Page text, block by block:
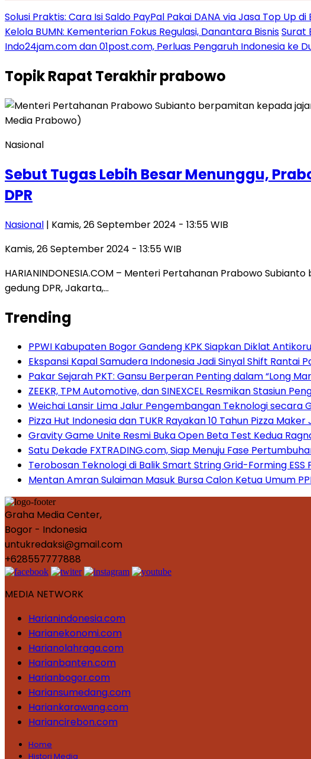
Solusi Praktis: Cara Isi Saldo PayPal Pakai DANA via Jasa Top Up di
Kelola BUMN: Kementerian Fokus Regulasi, Danantara BisnisSurat
Indo24jam.com dan 01post.com, Perluas Pengaruh Indonesia ke
TopikRapat Terakhir prabowo
Nasional
Sebut Tugas Lebih Besar Menunggu,
DPR
Nasional | Kamis, 26 September 2024 - 13:55 WIB
Kamis, 26 September 2024 - 13:55 WIB
HARIANINDONESIA.COM – Menteri Pertahanan Prabowo
gedung DPR, Jakarta,…
Trending
PPWI Kabupaten Bogor Gandeng KPK Siapkan Diklat
Ekspansi Kapal Samudera Indonesia Jadi Sinyal Shift Rantai
Pakar Sejarah PKT: Gansu Berperan Penting dalam “Long
ZEEKR, TPM Automotive, dan SINEXCEL Resmikan Stasiun
Weichai Lansir Lima Jalur Pengembangan Teknologi secara
Pizza Hut Indonesia dan TUKR Rayakan 10 Tahun Pizza
Gravity Game Unite Resmi Buka Open Beta Test Kedua
Satu Dekade FXTRADING.com, Siap Menuju Fase
Terobosan Teknologi di Balik Smart String Grid-Forming
Mentan Amran Sulaiman Masuk Bursa Calon Ketua Umum
Graha Media Center,
Bogor - Indonesia
untukredaksi@gmail.com
+628557777888
MEDIA NETWORK
Harianindonesia.com
Harianekonomi.com
Harianolahraga.com
Harianbanten.com
Harianbogor.com
Hariansumedang.com
Hariankarawang.com
Hariancirebon.com
Home
Histori Media